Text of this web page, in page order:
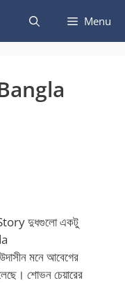
Menu
দুধগুলো একটু
মনে আবেগের
শোভন চেয়ারের